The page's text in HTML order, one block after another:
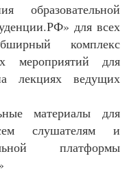
образовательной
для всех
комплекс
мероприятий для
лекциях ведущих
материалы для
слушателям и
платформы